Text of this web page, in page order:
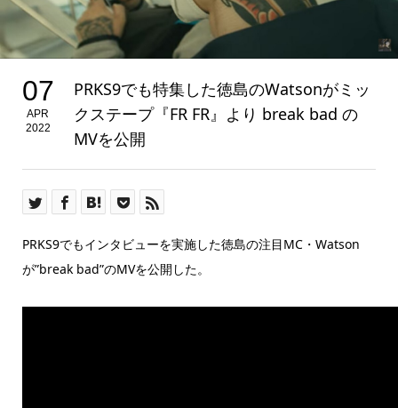
07
APR
2022
PRKS9でも特集した徳島のWatsonがミッ
クステープ『FR FR』より break bad の
MVを公開
PRKS9でもインタビューを実施した徳島の注目MC・Watson
が”break bad”のMVを公開した。